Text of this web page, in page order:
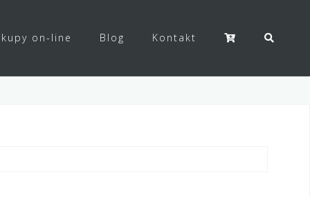
on-line Blog Kontakt